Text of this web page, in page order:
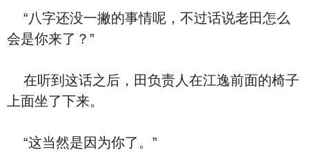
“八字还没一撇的事情呢，不过话说老田怎么
会是你来了？”
在听到这话之后，田负责人在江逸前面的椅子
上面坐了下来。
“这当然是因为你了。”